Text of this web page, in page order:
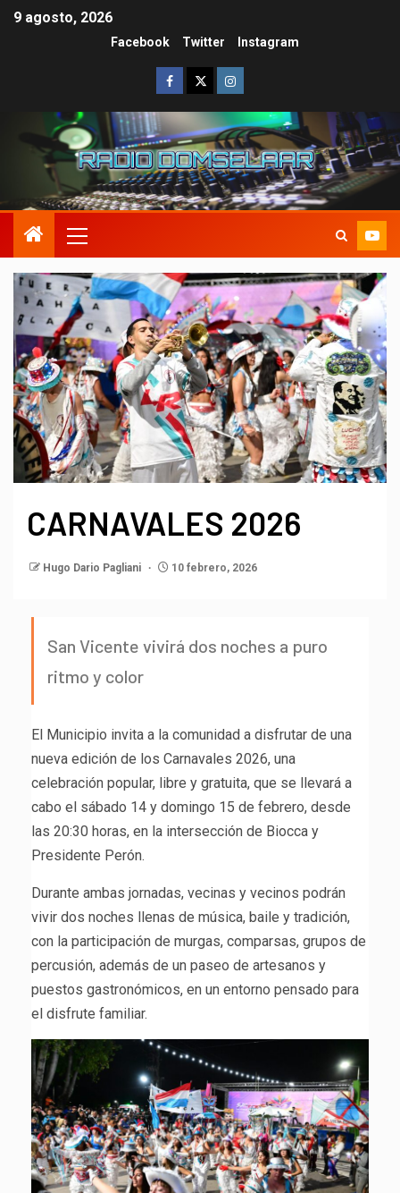
9 agosto, 2026
Facebook Twitter Instagram
CARNAVALES 2026
Hugo Dario Pagliani 10 febrero, 2026
San Vicente vivirá dos noches a puro
ritmo y color
El Municipio invita a la comunidad a disfrutar de una
nueva edición de los Carnavales 2026, una
celebración popular, libre y gratuita, que se llevará a
cabo el sábado 14 y domingo 15 de febrero, desde
las 20:30 horas, en la intersección de Biocca y
Presidente Perón.
Durante ambas jornadas, vecinas y vecinos podrán
vivir dos noches llenas de música, baile y tradición,
con la participación de murgas, comparsas, grupos de
percusión, además de un paseo de artesanos y
puestos gastronómicos, en un entorno pensado para
el disfrute familiar.